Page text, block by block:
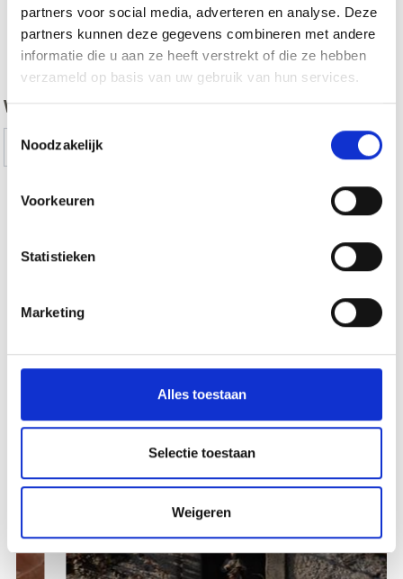
partners voor social media, adverteren en analyse. Deze
partners kunnen deze gegevens combineren met andere
informatie die u aan ze heeft verstrekt of die ze hebben
verzameld op basis van uw gebruik van hun services.
Toestemmingsselectie
Noodzakelijk
Voorkeuren
Statistieken
Marketing
Alles toestaan
Selectie toestaan
Weigeren
zurück
WAS DE INHOUD NUTTIG VOOR U?
Ja
No
KAART (DUITS)
Meer interessante links